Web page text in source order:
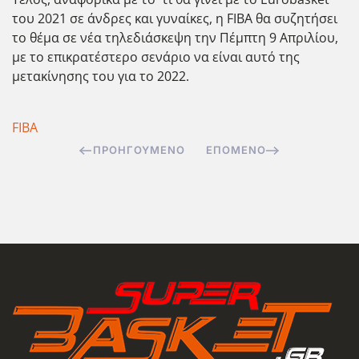
του 2021 σε άνδρες και γυναίκες, η FIBA θα συζητήσει
το θέμα σε νέα τηλεδιάσκεψη την Πέμπτη 9 Απριλίου,
με το επικρατέστερο σενάριο να είναι αυτό της
μετακίνησης του για το 2022.
FIBA
ΠΡΟΗΓΟΎΜΕΝΟ ΕΠΌΜΕΝΟ